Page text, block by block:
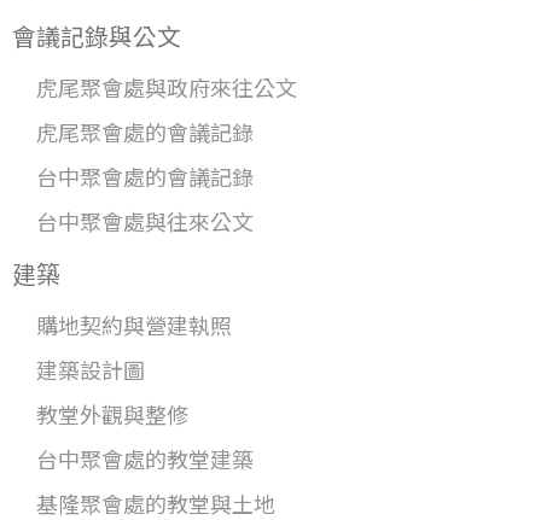
會議記錄與公文
虎尾聚會處與政府來往公文
虎尾聚會處的會議記錄
台中聚會處的會議記錄
台中聚會處與往來公文
建築
購地契約與營建執照
建築設計圖
教堂外觀與整修
台中聚會處的教堂建築
基隆聚會處的教堂與土地